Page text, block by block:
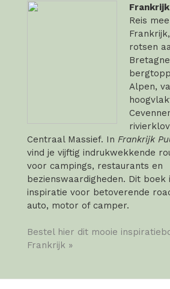
Reis
rotsen
Alpen,
Centraal Massief. In Frankrijk
vind je vijftig indrukwekkende
voor campings, restaurants en
bezienswaardigheden. Dit boek
inspiratie voor betoverende
auto, motor of camper.
Bestel hier dit mooie
Frankrijk »